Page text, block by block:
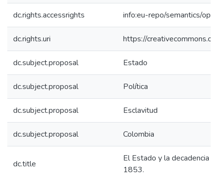
dc.rights.accessrights info:eu-repo/semantics/
dc.rights.uri https://
dc.subject.proposal Estado
dc.subject.proposal Política
dc.subject.proposal Esclavitud
dc.subject.proposal Colombia
dc.title
El Estado y la decadencia
1853.